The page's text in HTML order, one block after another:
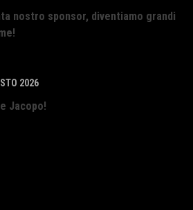
nostro sponsor, diventiamo grandi
2026
Jacopo!